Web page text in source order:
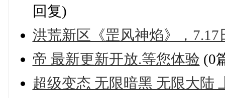
回复)
洪荒新区《罡风神焰》，
帝 最新更新开放.等您体验 (0
超级变态 无限暗黑 无限大陆